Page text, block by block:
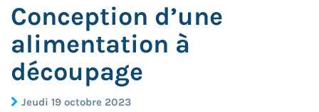
Conception d’une
alimentation à
découpage
Jeudi 19 octobre 2023